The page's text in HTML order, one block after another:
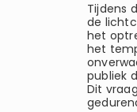
Tijdens
de
het
het
publiek
Dit